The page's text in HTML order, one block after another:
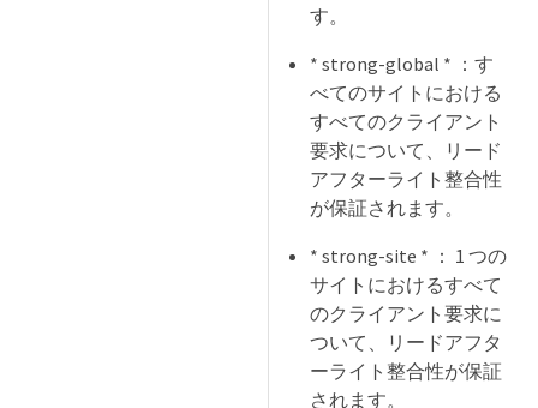
す。
* strong-global * ：す
べてのサイトにおける
すべてのクライアント
要求について、リード
アフターライト整合性
が保証されます。
* strong-site * ： 1 つの
サイトにおけるすべて
のクライアント要求に
ついて、リードアフタ
ーライト整合性が保証
されます。